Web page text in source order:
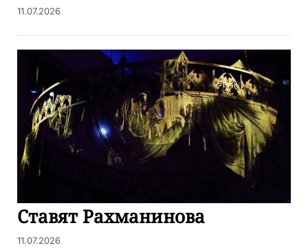
11.07.2026
Ставят Рахманинова
11.07.2026